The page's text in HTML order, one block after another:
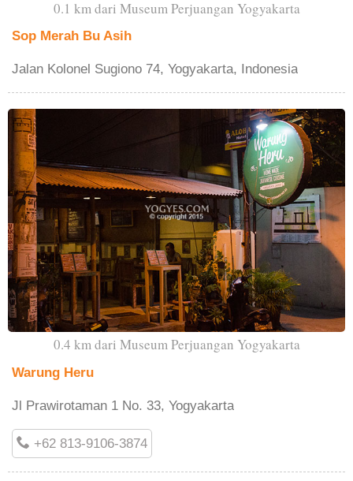
0.1 km dari Museum Perjuangan Yogyakarta
Sop Merah Bu Asih
Jalan Kolonel Sugiono 74, Yogyakarta, Indonesia
0.4 km dari Museum Perjuangan Yogyakarta
Warung Heru
Jl Prawirotaman 1 No. 33, Yogyakarta
+62 813-9106-3874